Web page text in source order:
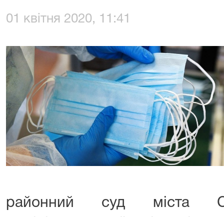
01 квітня 2020, 11:41
районний суд міста